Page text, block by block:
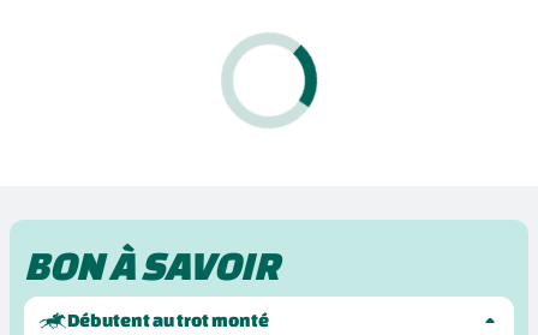
BON À SAVOIR
Débutent au trot monté